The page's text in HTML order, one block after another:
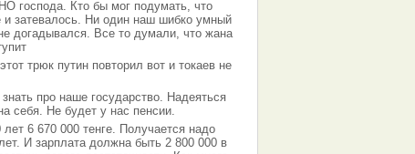
господа. Кто бы мог подумать, что
и затевалось. Ни один наш шибко умный
догадывался. Все то думали, что жана
трюк путин повторил вот и токаев не
про наше государство. Надеяться
себя. Не будет у нас пенсии.
лет 6 670 000 тенге. Получается надо
И зарплата должна быть 2 800 000 в